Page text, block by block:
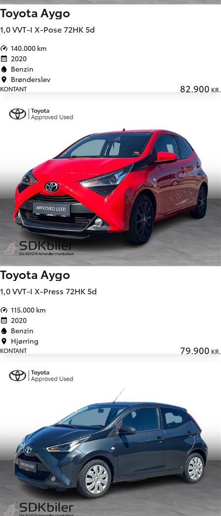
Toyota Aygo
1,0 VVT-I X-Pose 72HK 5d
140.000 km
2020
Benzin
Brønderslev
KONTANT 82.900 KR.
Toyota Aygo
1,0 VVT-I X-Press 72HK 5d
115.000 km
2020
Benzin
Hjørring
KONTANT 79.900 KR.